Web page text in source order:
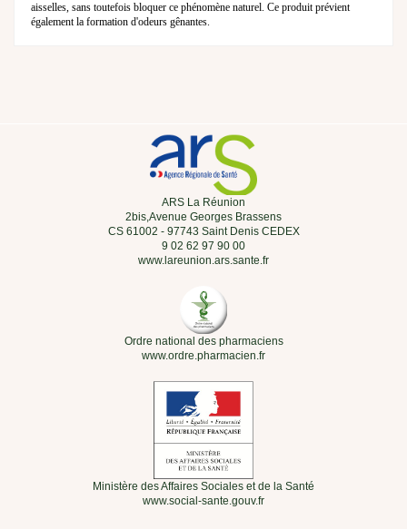
aisselles, sans toutefois bloquer ce phénomène naturel. Ce produit prévient
également la formation d'odeurs gênantes.
ARS La Réunion
2bis,Avenue Georges Brassens
CS 61002 - 97743 Saint Denis CEDEX
9 02 62 97 90 00
www.lareunion.ars.sante.fr
Ordre national des pharmaciens
www.ordre.pharmacien.fr
Ministère des Affaires Sociales et de la Santé
www.social-sante.gouv.fr